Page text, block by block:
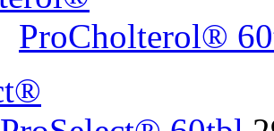
ProCholterol®